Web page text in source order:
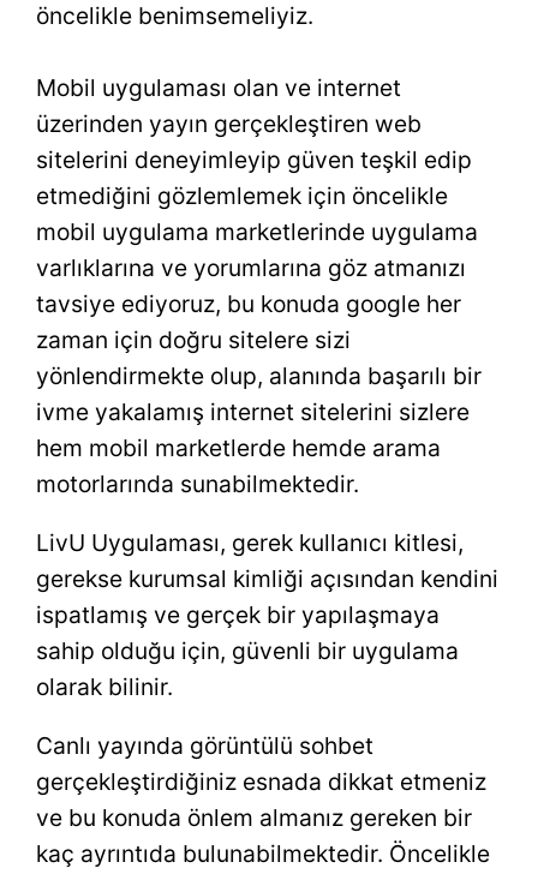
öncelikle benimsemeliyiz.
Mobil uygulaması olan ve internet
üzerinden yayın gerçekleştiren web
sitelerini deneyimleyip güven teşkil edip
etmediğini gözlemlemek için öncelikle
mobil uygulama marketlerinde uygulama
varlıklarına ve yorumlarına göz atmanızı
tavsiye ediyoruz, bu konuda google her
zaman için doğru sitelere sizi
yönlendirmekte olup, alanında başarılı bir
ivme yakalamış internet sitelerini sizlere
hem mobil marketlerde hemde arama
motorlarında sunabilmektedir.
LivU Uygulaması, gerek kullanıcı kitlesi,
gerekse kurumsal kimliği açısından kendini
ispatlamış ve gerçek bir yapılaşmaya
sahip olduğu için, güvenli bir uygulama
olarak bilinir.
Canlı yayında görüntülü sohbet
gerçekleştirdiğiniz esnada dikkat etmeniz
ve bu konuda önlem almanız gereken bir
kaç ayrıntıda bulunabilmektedir. Öncelikle